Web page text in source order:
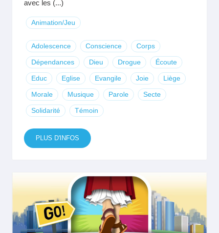
avec les (...)
Animation/Jeu
Adolescence Conscience Corps
Dépendances Dieu Drogue Écoute
Educ Eglise Evangile Joie Liège
Morale Musique Parole Secte
Solidarité Témoin
PLUS D'INFOS